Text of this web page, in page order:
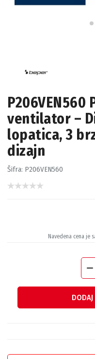
P206VEN560
ventilator –
lopatica, 3
dizajn
Šifra: P206VEN560
Navedena cena je